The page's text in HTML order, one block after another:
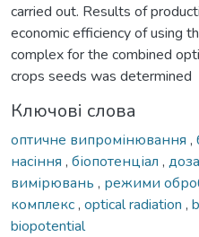
carried out. Results of
economic efficiency of using
complex for the combined
crops seeds was determined
Ключові слова
оптичне випромінювання ,
насіння , біопотенціал ,
вимірювань , режими
комплекс, optical radiation ,
biopotential